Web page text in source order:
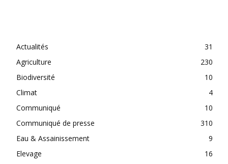
Actualités
31
Agriculture
230
Biodiversité
10
Climat
4
Communiqué
10
Communiqué de presse
310
Eau & Assainissement
9
Elevage
16